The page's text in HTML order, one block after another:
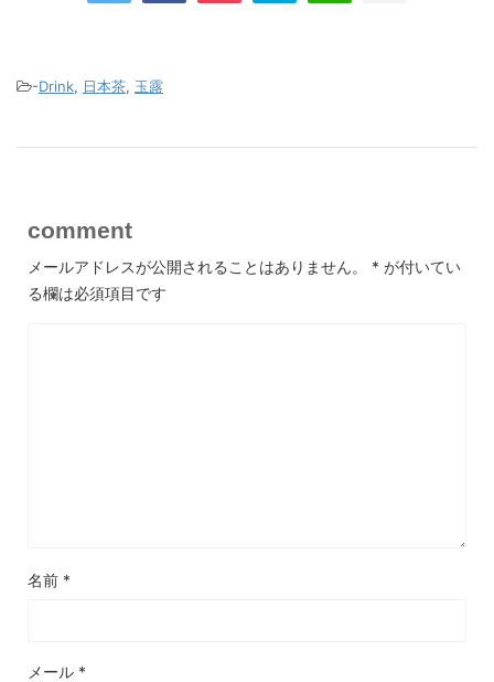
-Drink, 日本茶, 玉露
comment
メールアドレスが公開されることはありません。 * が付いてい
る欄は必須項目です
名前 *
メール *